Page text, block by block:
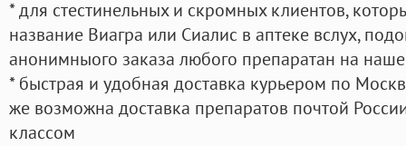
* для стестинельных и скромных клиентов,
название Виагра или Сиалис в аптеке вслух,
анонимныого заказа любого препаратан на
* быстрая и удобная доставка курьером по
же возможна доставка препаратов почтой
классом